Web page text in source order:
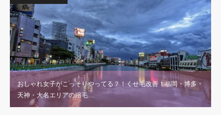
おしゃれ女子がこっそりやってる？！くせ毛改善！福岡・博多・
天神・大名エリアの縮毛…